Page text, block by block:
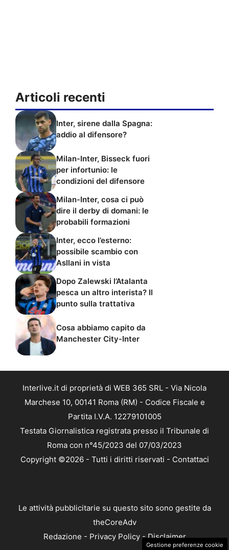
Articoli recenti
Inter, sirene dalla Spagna:
addio al difensore?
Milan-Inter, Bisseck fuori
per infortunio: le
condizioni del difensore
Milan-Inter, cosa ci può
dire il derby di domani: le
probabili formazioni
Inter, ecco l’esterno:
possibile scambio con
Asllani in vista
Dopo Zalewski l’Atalanta
pesca un altro interista? Il
punto sulla trattativa
Cosa abbiamo capito da
Manchester City-Inter
Interlive.it di proprietà di WEB 365 SRL - Via Nicola
Marchese 10, 00141 Roma (RM) - Codice Fiscale e
Partita I.V.A. 12279101005
Testata Giornalistica registrata presso il Tribunale di
Roma con n°45/2023 del 07/03/2023
Copyright ©2026 - Tutti i diritti riservati - Contattaci
Le attività pubblicitarie su questo sito sono gestite da
theCoreAdv
Redazione - Privacy Policy-Disclaimer
Gestione preferenze cookie